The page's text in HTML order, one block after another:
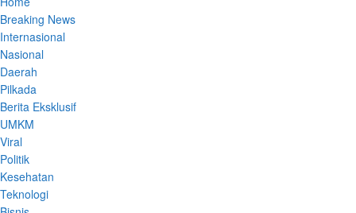
Breaking News
Internasional
Nasional
Daerah
Pilkada
Berita Eksklusif
UMKM
Viral
Politik
Kesehatan
Teknologi